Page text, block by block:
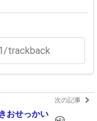
次の記事
おせっかい